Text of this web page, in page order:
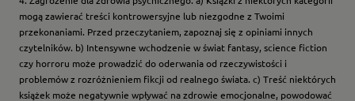
mogą zawierać treści kontrowersyjne lub niezgodne z Twoimi
przekonaniami. Przed przeczytaniem, zapoznaj się z opiniami innych
czytelników. b) Intensywne wchodzenie w świat fantasy, science fiction
czy horroru może prowadzić do oderwania od rzeczywistości i
problemów z rozróżnieniem fikcji od realnego świata. c) Treść niektórych
książek może negatywnie wpływać na zdrowie emocjonalne, powodować